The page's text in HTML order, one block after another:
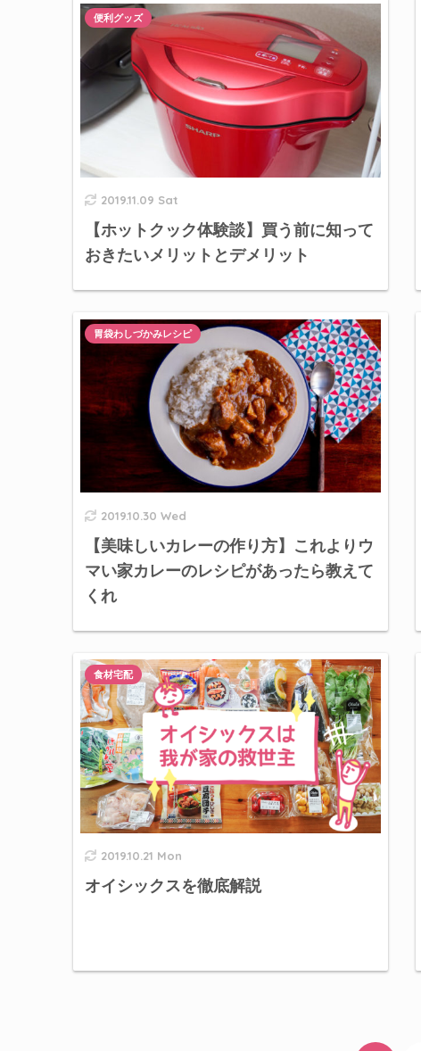
2019.11.09 Sat
【ホットクック体験談】買う前に知って
おきたいメリットとデメリット
便利グッズ
2019.10.30 Wed
【美味しいカレーの作り方】これよりウ
マい家カレーのレシピがあったら教えて
くれ
胃袋わしづかみレシピ
2019.10.21 Mon
オイシックスを徹底解説
食材宅配